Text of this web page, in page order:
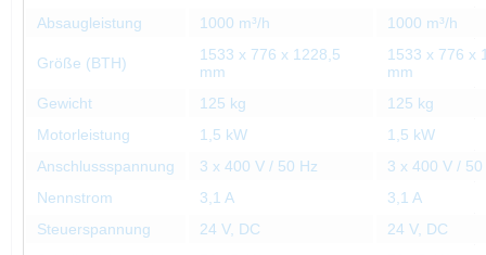
Absaugleistung 1000 m³/h 1000 m³/h
Größe (BTH)
1533 x 776 x 1228,5
mm
1533 x 776 x
mm
Gewicht
125 kg
125 kg
Motorleistung
1,5 kW
1,5 kW
Anschlussspannung
3 x 400 V / 50 Hz
3 x 400 V / 50
Nennstrom
3,1 A
3,1 A
Steuerspannung
24 V, DC
24 V, DC